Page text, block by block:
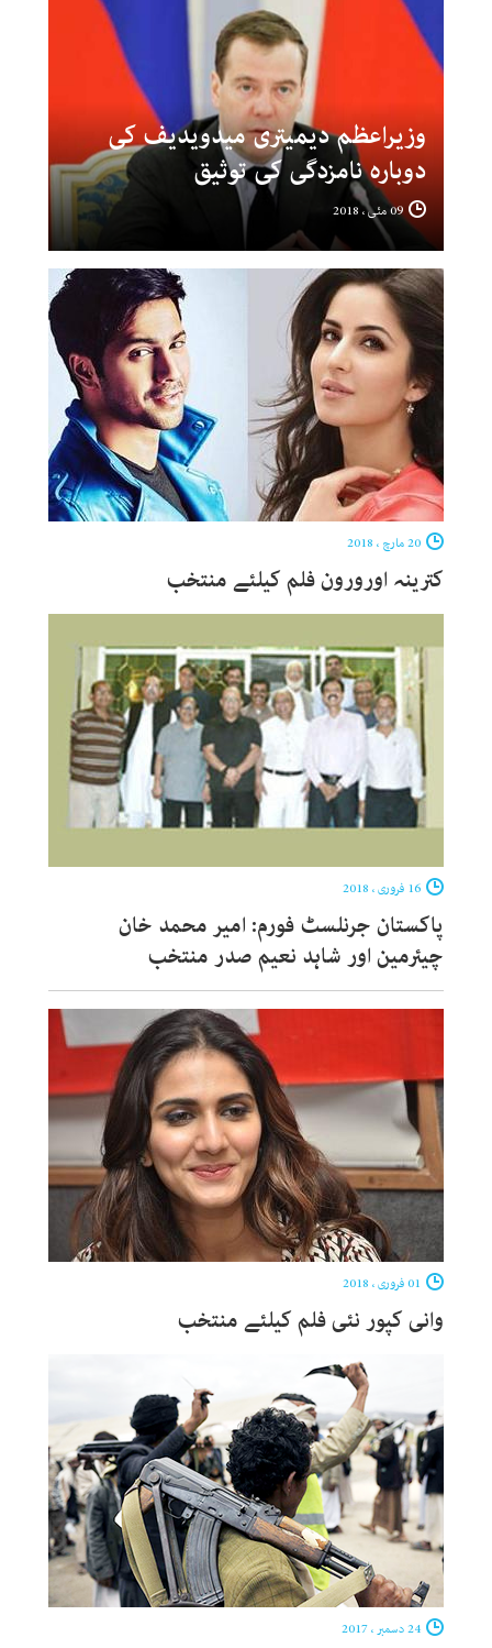
وزیراعظم دیمیتری میدویدیف کی
دوبارہ نامزدگی کی توثیق
09 مئی ، 2018
کترینہ اورورون فلم کیلئے منتخب
پاکستان جرنلسٹ فورم: امیر محمد خان
چیئرمین اور شاہد نعیم صدر منتخب
وانی کپور نئی فلم کیلئے منتخب